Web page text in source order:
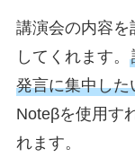
講演会の内容を
してくれます。
発言に集中した
Noteβを使用す
れます。